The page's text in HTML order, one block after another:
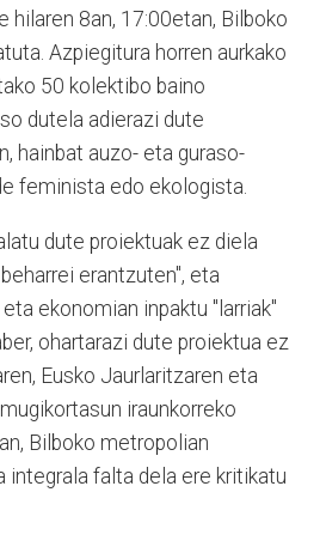
hilaren 8an, 17:00etan, Bilboko
Azpiegitura horren aurkako
50 kolektibo baino
dutela adierazi dute
hainbat auzo- eta guraso-
feminista edo ekologista.
dute proiektuak ez diela
erantzuten", eta
ekonomian inpaktu "larriak"
ohartarazi dute proiektua ez
Eusko Jaurlaritzaren eta
iraunkorreko
Bilboko metropolian
integrala falta dela ere kritikatu